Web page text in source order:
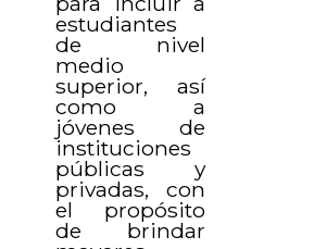
estudiantes
de nivel
medio
superior, así
como a
jóvenes de
instituciones
públicas y
privadas, con
el propósito
de brindar